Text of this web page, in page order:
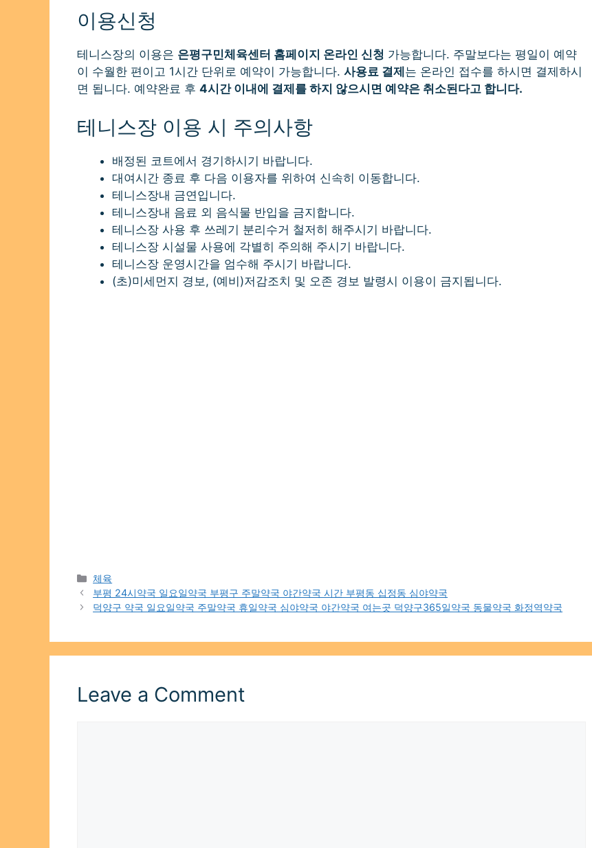
이용신청
테니스장의 이용은 은평구민체육센터 홈페이지 온라인 신청 가능합니다. 주말보다는 평일이 예약
이 수월한 편이고 1시간 단위로 예약이 가능합니다. 사용료 결제 는 온라인 접수를 하시면 결제하시
면 됩니다. 예약완료 후 4시간 이내에 결제를 하지 않으시면 예약은 취소된다고 합니다.
테니스장 이용 시 주의사항
배정된 코트에서 경기하시기 바랍니다.
대여시간 종료 후 다음 이용자를 위하여 신속히 이동합니다.
테니스장내 금연입니다.
테니스장내 음료 외 음식물 반입을 금지합니다.
테니스장 사용 후 쓰레기 분리수거 철저히 해주시기 바랍니다.
테니스장 시설물 사용에 각별히 주의해 주시기 바랍니다.
테니스장 운영시간을 엄수해 주시기 바랍니다.
(초)미세먼지 경보, (예비)저감조치 및 오존 경보 발령시 이용이 금지됩니다.
Categories
체육
부평 24시약국 일요일약국 부평구 주말약국 야간약국 시간 부평동 십정동 심야약국
덕양구 약국 일요일약국 주말약국 휴일약국 심야약국 야간약국 여는곳 덕양구365일약국 동물약국 화정역약국
Leave a Comment